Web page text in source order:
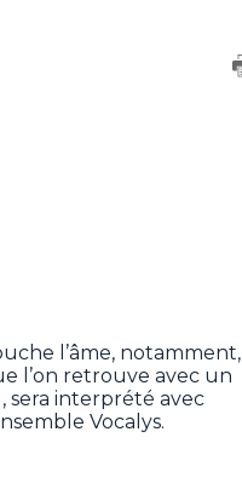
l’âme, notamment,
l’on retrouve avec un
sera interprété avec
Vocalys.